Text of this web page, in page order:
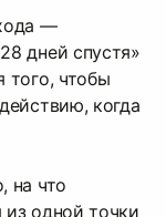
—
дней спустя»
того, чтобы
когда
на что
одной точки